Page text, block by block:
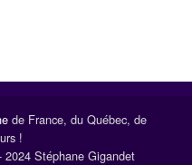
de France, du Québec, de
!
Stéphane Gigandet